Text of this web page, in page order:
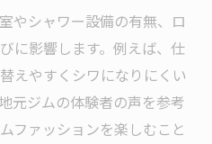
やシャワー設備の有無、ロ
に影響します。例えば、仕
えやすくシワになりにくい
元ジムの体験者の声を参考
ファッションを楽しむこと